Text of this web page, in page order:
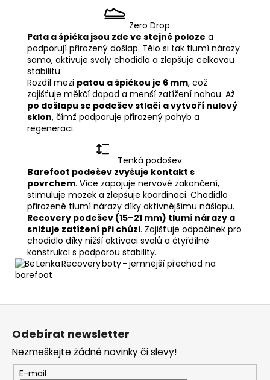
Zero Drop
Pata a špička jsou zde ve stejné poloze a
podporují přirozený došlap. Tělo si tak tlumí nárazy
samo, aktivuje svaly chodidla a zlepšuje celkovou
stabilitu.
Rozdíl mezi patou a špičkou je 6 mm, což
zajišťuje měkčí dopad a menší zatížení nohou. Až
po došlapu se podešev stlačí a vytvoří nulový
sklon, čímž podporuje přirozený pohyb a
regeneraci.
Tenká podošev
Barefoot podešev zvyšuje kontakt s
povrchem. Více zapojuje nervové zakončení,
stimuluje mozek a zlepšuje koordinaci. Chodidlo
přirozeně tlumí nárazy díky aktivnějšímu nášlapu.
Recovery podešev (15–21 mm) tlumí nárazy a
snižuje zatížení při chůzi. Zajišťuje odpočinek pro
chodidlo díky nižší aktivaci svalů a čtyřdílné
konstrukci s podporou stability.
Z
Odebírat newsletter
Nezmeškejte žádné novinky či slevy!
E-mail